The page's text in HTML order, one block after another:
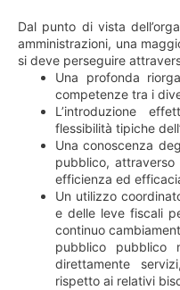
Dal punto di vista
amministrazioni, una
si deve perseguire
Una profonda
competenze tra i
L’introduzione
flessibilità tipiche
Una conoscenza
pubblico,
efficienza ed
Un utilizzo
e delle leve fiscali
continuo
pubblico
direttamente
rispetto ai relativi